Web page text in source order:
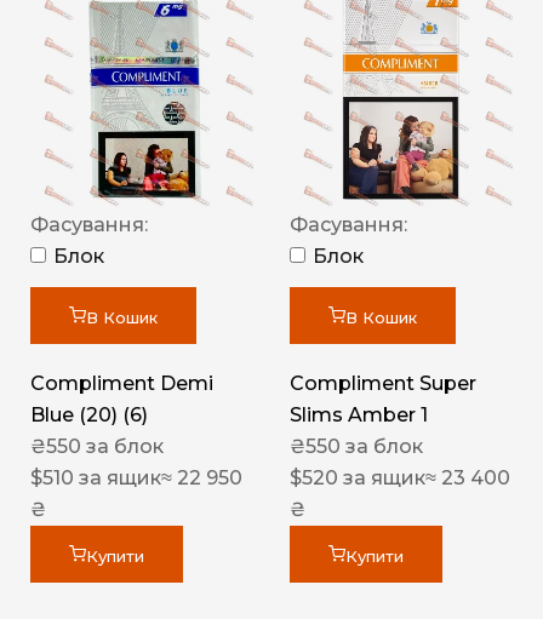
Фасування:
Блок
В Кошик
Compliment Demi
Blue (20) (6)
₴550 за блок
$510 за ящик≈ 22 950
₴
Купити
Фасування:
Блок
В Кошик
Compliment Super
Slims Amber 1
₴550 за блок
$520 за ящик≈ 23 400
₴
Купити